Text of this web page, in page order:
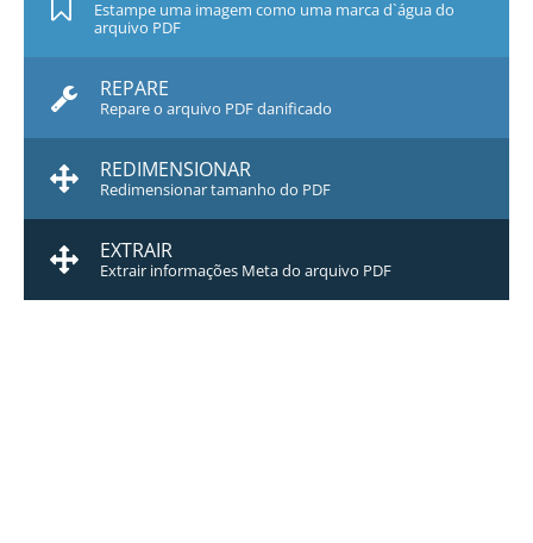
Estampe uma imagem como uma marca d`água do
arquivo PDF
REPARE
Repare o arquivo PDF danificado
REDIMENSIONAR
Redimensionar tamanho do PDF
EXTRAIR
Extrair informações Meta do arquivo PDF